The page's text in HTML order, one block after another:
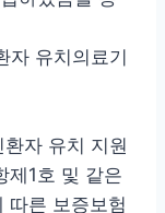
자 유치의료기
환자 유치 지원
제1호 및 같은
따른 보증보험